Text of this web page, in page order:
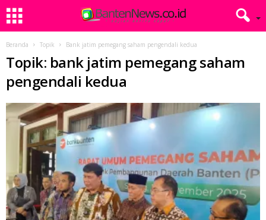
Beranda Topik Bank jatim pemegang saham pengendali kedua
Topik: bank jatim pemegang saham
pengendali kedua